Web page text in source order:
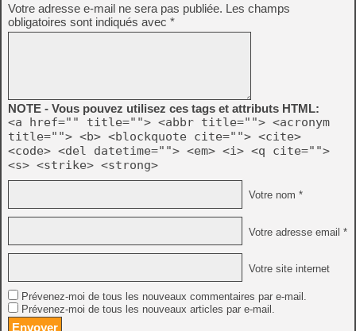
Votre adresse e-mail ne sera pas publiée. Les champs
obligatoires sont indiqués avec *
NOTE - Vous pouvez utilisez ces tags et attributs HTML:
<a href="" title=""> <abbr title=""> <acronym
title=""> <b> <blockquote cite=""> <cite>
<code> <del datetime=""> <em> <i> <q cite="">
<s> <strike> <strong>
Votre nom *
Votre adresse email *
Votre site internet
Prévenez-moi de tous les nouveaux commentaires par e-mail.
Prévenez-moi de tous les nouveaux articles par e-mail.